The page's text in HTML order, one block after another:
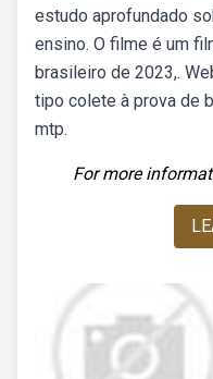
estudo aprofundado
ensino. O filme é um
brasileiro de 2023,.
tipo colete à prova de
mtp.
For more